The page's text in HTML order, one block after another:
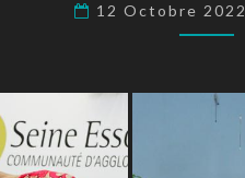
12 Octobre 2022